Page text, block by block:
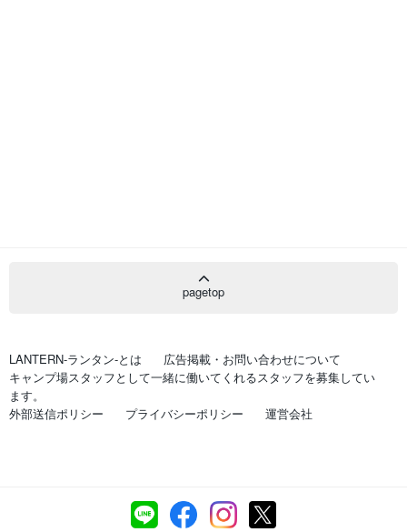
pagetop
LANTERN-ランタン-とは
広告掲載・お問い合わせについて
キャンプ場スタッフとして一緒に働いてくれるスタッフを募集してい
ます。
外部送信ポリシー
プライバシーポリシー 運営会社